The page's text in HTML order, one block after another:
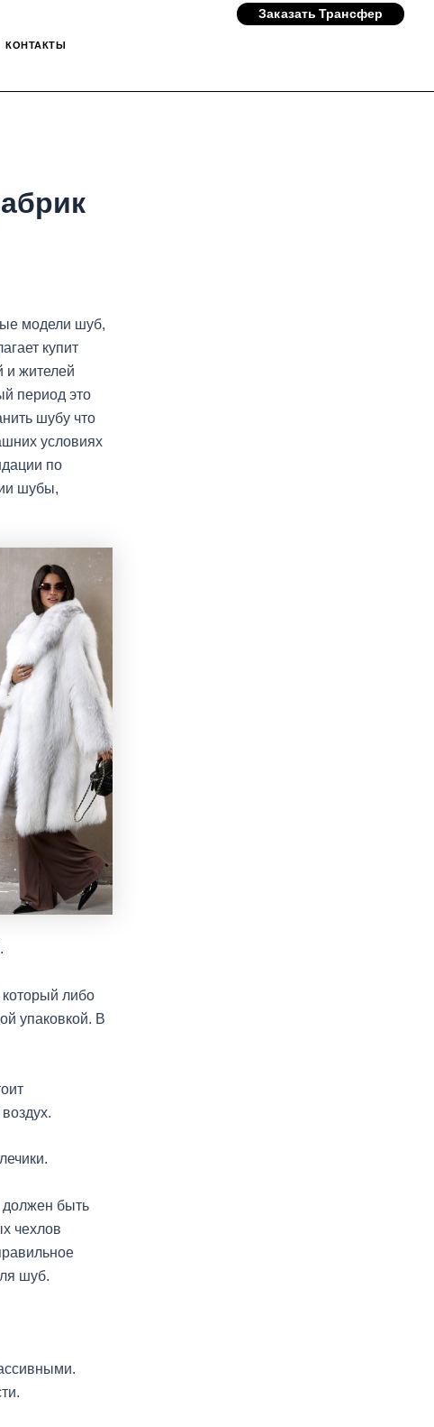
КОНТАКТЫ
Заказать Трансфер
модели шуб,
купит
и жителей
период это
шубу что
условиях
по
шубы,
либо
упаковкой. В
должен быть
чехлов
шуб.